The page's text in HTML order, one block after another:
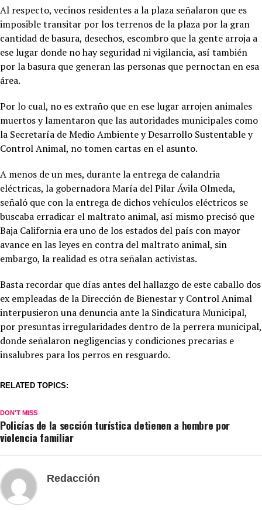
Al respecto, vecinos residentes a la plaza señalaron que es
imposible transitar por los terrenos de la plaza por la gran
cantidad de basura, desechos, escombro que la gente arroja a
ese lugar donde no hay seguridad ni vigilancia, así también
por la basura que generan las personas que pernoctan en esa
área.
Por lo cual, no es extraño que en ese lugar arrojen animales
muertos y lamentaron que las autoridades municipales como
la Secretaría de Medio Ambiente y Desarrollo Sustentable y
Control Animal, no tomen cartas en el asunto.
A menos de un mes, durante la entrega de calandria
eléctricas, la gobernadora María del Pilar Ávila Olmeda,
señaló que con la entrega de dichos vehículos eléctricos se
buscaba erradicar el maltrato animal, así mismo precisó que
Baja California era uno de los estados del país con mayor
avance en las leyes en contra del maltrato animal, sin
embargo, la realidad es otra señalan activistas.
Basta recordar que días antes del hallazgo de este caballo dos
ex empleadas de la Dirección de Bienestar y Control Animal
interpusieron una denuncia ante la Sindicatura Municipal,
por presuntas irregularidades dentro de la perrera municipal,
donde señalaron negligencias y condiciones precarias e
insalubres para los perros en resguardo.
RELATED TOPICS:
DON'T MISS
Policías de la sección turística detienen a hombre por
violencia familiar
Redacción